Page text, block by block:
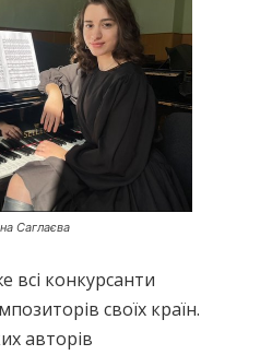
Саглаєва
всі конкурсанти
своїх країн.
авторів